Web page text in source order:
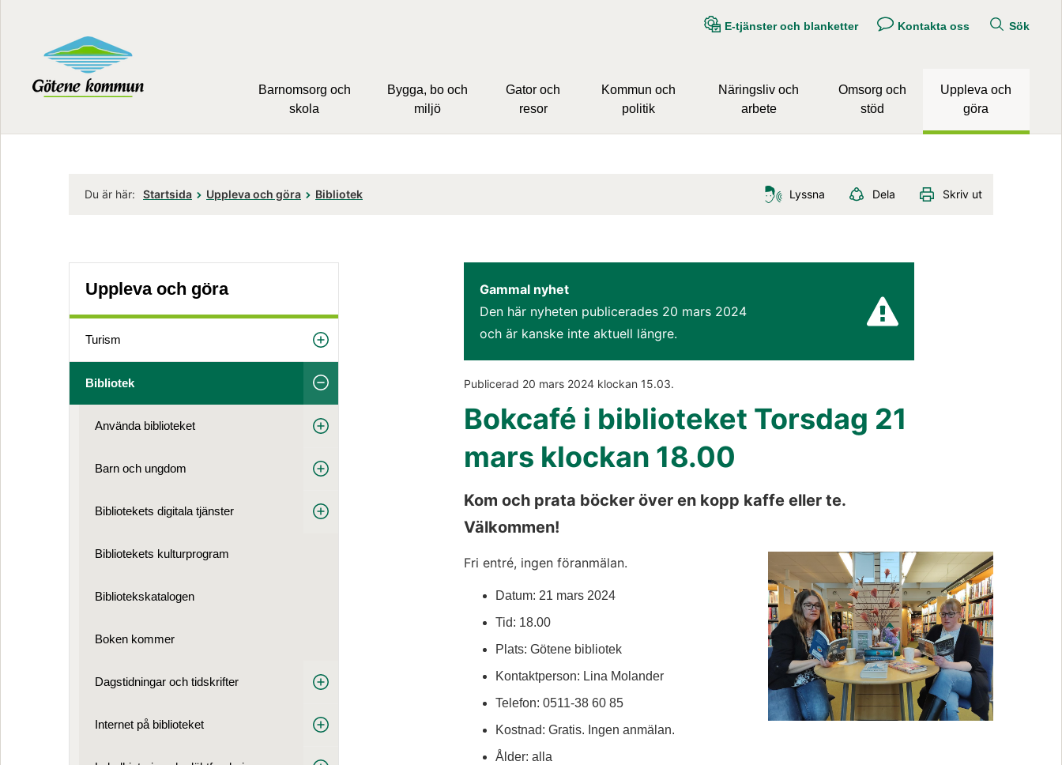
E-tjänster och blanketter Kontakta oss Sök
Barnomsorg och
skola
Bygga, bo och
miljö
Gator och
resor
Kommun och
politik
Näringsliv och
arbete
Omsorg och
stöd
Uppleva och
göra
Du är här: Startsida Uppleva och göra Bibliotek Lyssna Dela Skriv ut
Uppleva och göra
Turism
Bibliotek
Använda biblioteket
Barn och ungdom
Bibliotekets digitala tjänster
Bibliotekets kulturprogram
Bibliotekskatalogen
Boken kommer
Dagstidningar och tidskrifter
Internet på biblioteket
Gammal nyhet
Den här nyheten publicerades 20 mars 2024
och är kanske inte aktuell längre.
Publicerad 20 mars 2024 klockan 15.03.
Bokcafé i biblioteket Torsdag 21
mars klockan 18.00
Kom och prata böcker över en kopp kaffe eller te.
Välkommen!
Fri entré, ingen föranmälan.
Datum: 21 mars 2024
Tid: 18.00
Plats: Götene bibliotek
Kontaktperson: Lina Molander
Telefon: 0511-38 60 85
Kostnad: Gratis. Ingen anmälan.
Ålder: alla